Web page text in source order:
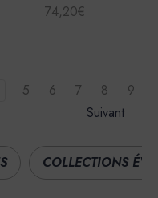
74,20€
5 6 7 8
9
Suivant
COLLECTIONS